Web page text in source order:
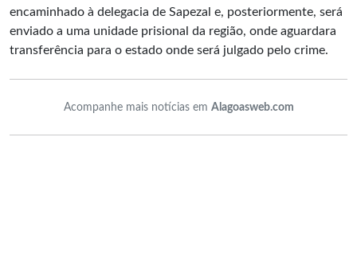
encaminhado à delegacia de Sapezal e, posteriormente, será
enviado a uma unidade prisional da região, onde aguardara
transferência para o estado onde será julgado pelo crime.
Acompanhe mais notícias em Alagoasweb.com